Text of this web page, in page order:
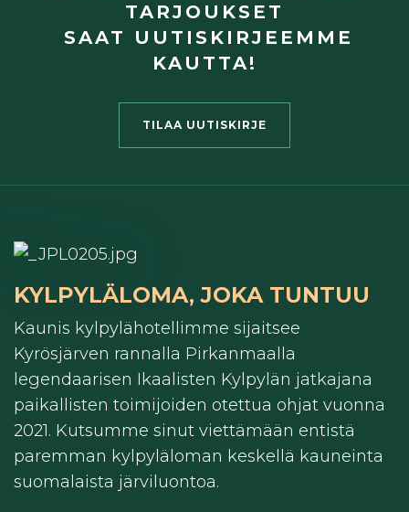
TARJOUKSET
SAAT UUTISKIRJEEMME
KAUTTA!
TILAA UUTISKIRJE
KYLPYLÄLOMA, JOKA TUNTUU
Kaunis kylpylähotellimme sijaitsee
Kyrösjärven rannalla Pirkanmaalla
legendaarisen Ikaalisten Kylpylän jatkajana
paikallisten toimijoiden otettua ohjat vuonna
2021. Kutsumme sinut viettämään entistä
paremman kylpyläloman keskellä kauneinta
suomalaista järviluontoa.